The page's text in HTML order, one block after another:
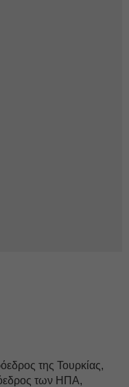
της Τουρκίας,
των ΗΠΑ,